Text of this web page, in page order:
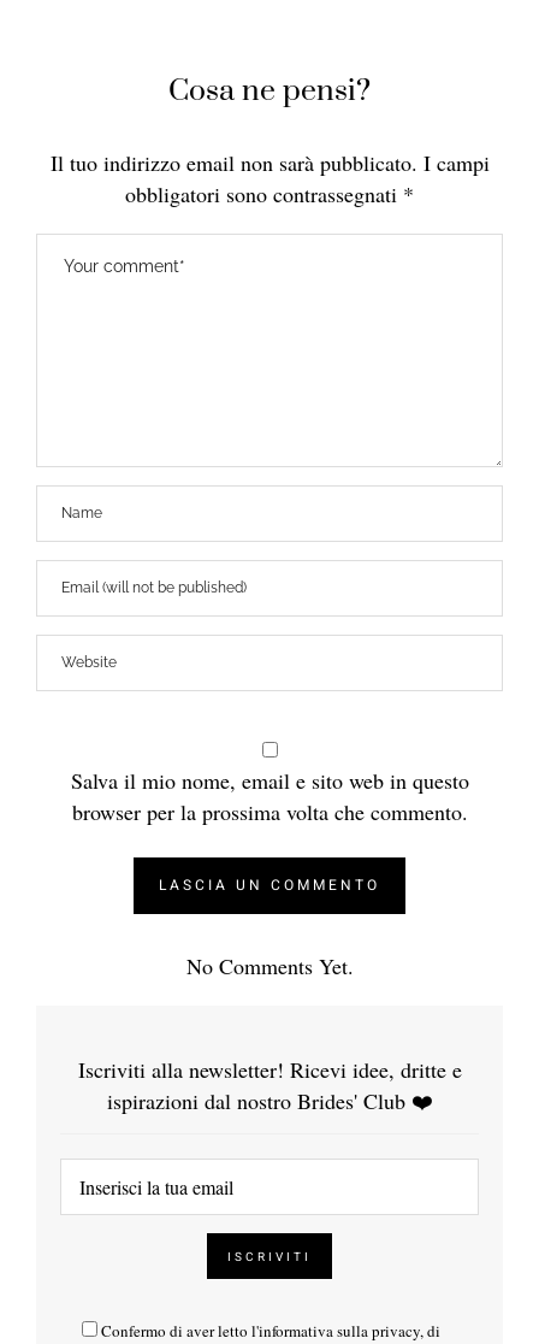
Cosa ne pensi?
Il tuo indirizzo email non sarà pubblicato. I campi
obbligatori sono contrassegnati *
Salva il mio nome, email e sito web in questo
browser per la prossima volta che commento.
No Comments Yet.
Iscriviti alla newsletter! Ricevi idee, dritte e
ispirazioni dal nostro Brides' Club ❤️
Confermo di aver letto l'informativa sulla privacy, di